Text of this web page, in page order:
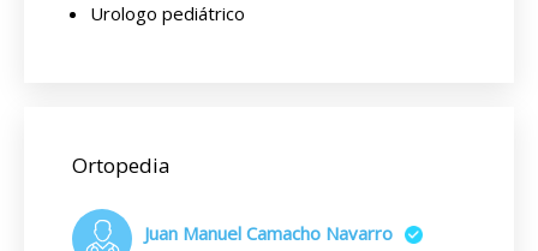
Urologo pediátrico
Ortopedia
Juan Manuel Camacho Navarro